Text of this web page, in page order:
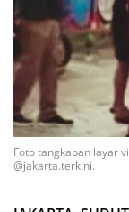
Foto tangkapan layar
@jakarta.terkini.